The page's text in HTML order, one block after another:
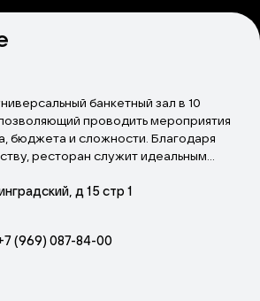
банкетный зал в 10
проводить мероприятия
бюджета и сложности. Благодаря
ресторан служит идеальным
просмотра трансляций значимых
плазменных панелей), но и для
показов мод, выставок, бизнес-
презентаций и концертов.
д 15 стр 1
(969) 087-84-00